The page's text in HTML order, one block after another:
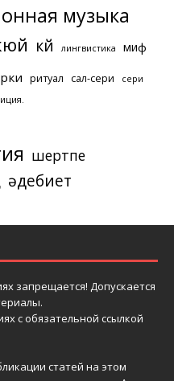
музыка
күй лингвистика миф
ритуал сал-сери сери
шертпе
әдебиет
запрещается! Допускается
с обязательной ссылкой
статей на этом